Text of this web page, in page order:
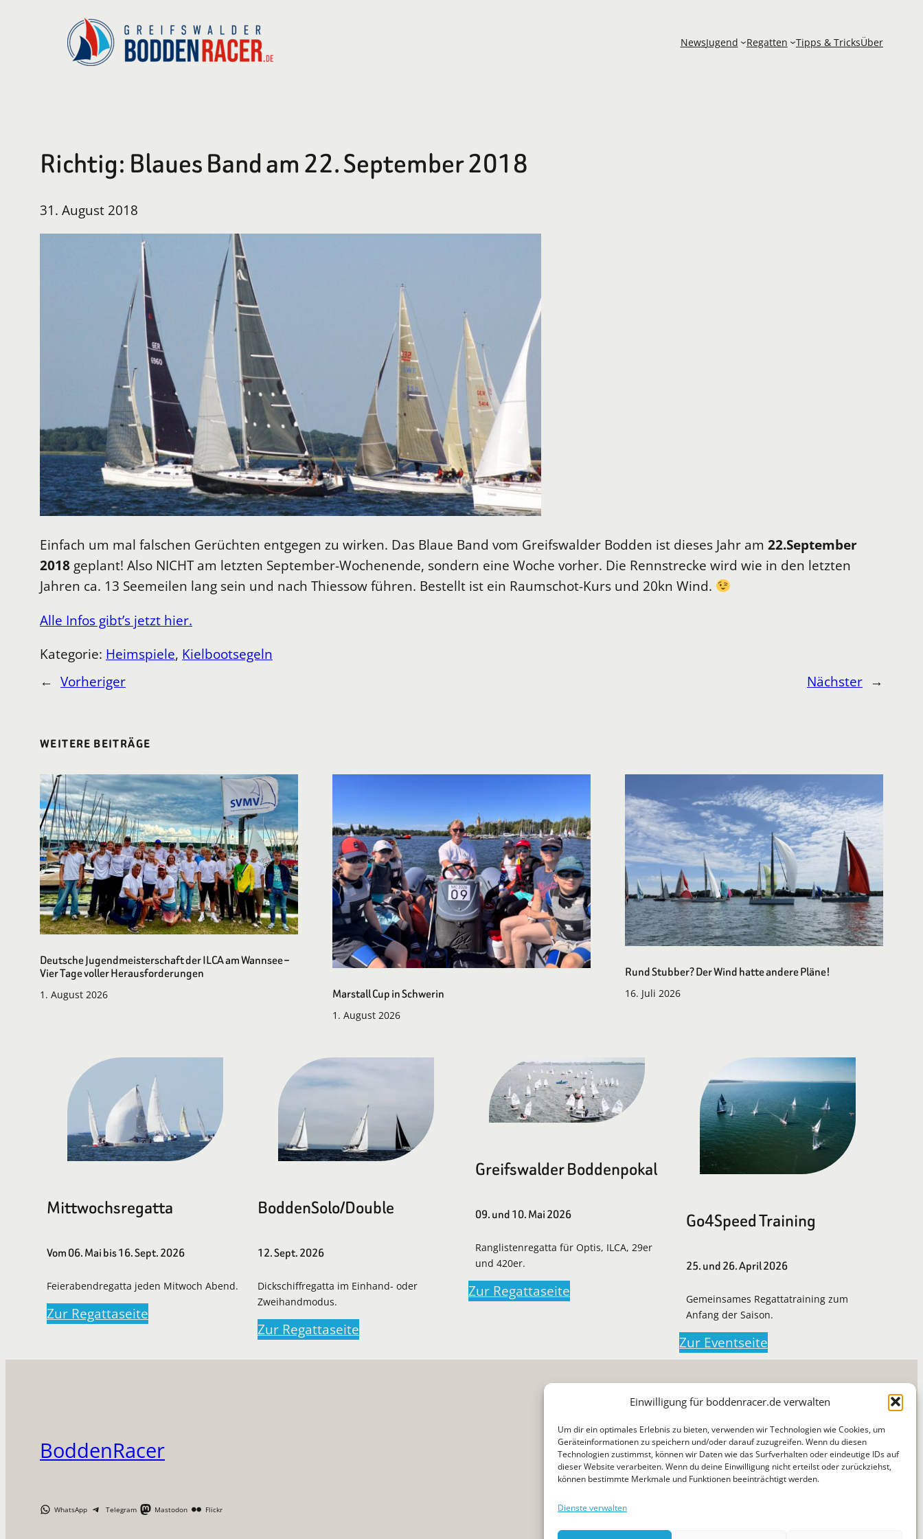
Einwilligung für boddenracer.de verwalten
Um dir ein optimales Erlebnis zu bieten, verwenden wir Technologien wie Cookies, um
Geräteinformationen zu speichern und/oder darauf zuzugreifen. Wenn du diesen
Technologien zustimmst, können wir Daten wie das Surfverhalten oder eindeutige IDs auf
dieser Website verarbeiten. Wenn du deine Einwilligung nicht erteilst oder zurückziehst,
können bestimmte Merkmale und Funktionen beeinträchtigt werden.
Dienste verwalten
NewsJugend Regatten Tipps & TricksÜber
Richtig: Blaues Band am 22. September 2018
31. August 2018
Einfach um mal falschen Gerüchten entgegen zu wirken. Das Blaue Band vom Greifswalder Bodden ist dieses Jahr am 22.September
2018 geplant! Also NICHT am letzten September-Wochenende, sondern eine Woche vorher. Die Rennstrecke wird wie in den letzten
Jahren ca. 13 Seemeilen lang sein und nach Thiessow führen. Bestellt ist ein Raumschot-Kurs und 20kn Wind.
Alle Infos gibt’s jetzt hier.
Kategorie: Heimspiele, Kielbootsegeln
← Vorheriger Nächster →
WEITERE BEITRÄGE
Deutsche Jugendmeisterschaft der ILCA am Wannsee –
Vier Tage voller Herausforderungen
1. August 2026 Marstall Cup in Schwerin
1. August 2026
Rund Stubber? Der Wind hatte andere Pläne!
16. Juli 2026
Mittwochsregatta
Vom 06. Mai bis 16. Sept. 2026
Feierabendregatta jeden Mitwoch Abend.
Zur Regattaseite
BoddenSolo/Double
12. Sept. 2026
Dickschiffregatta im Einhand- oder
Zweihandmodus.
Zur Regattaseite
Greifswalder Boddenpokal
09. und 10. Mai 2026
Ranglistenregatta für Optis, ILCA, 29er
und 420er.
Zur Regattaseite
Go4Speed Training
25. und 26. April 2026
Gemeinsames Regattatraining zum
Anfang der Saison.
Zur Eventseite
BoddenRacer
WhatsApp Telegram Mastodon Flickr
Suchen
NewsJugendRegattenTipps & Tricks